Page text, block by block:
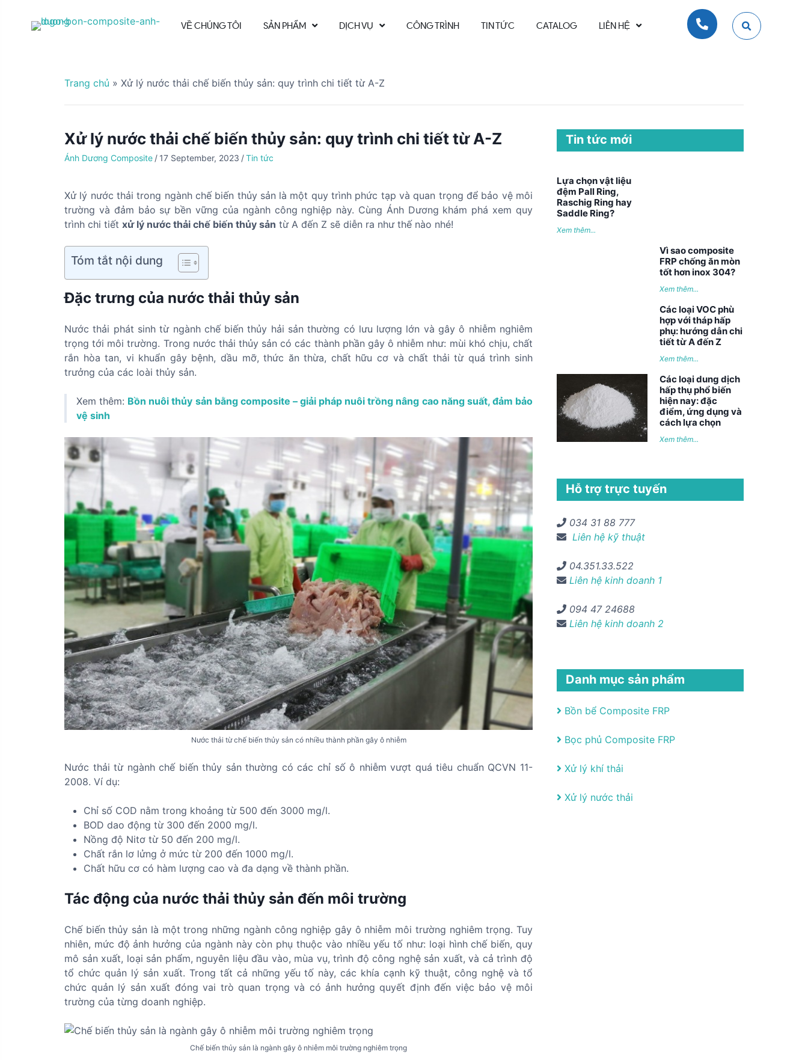
VỀ CHÚNG TÔI SẢN PHẨM DỊCH VỤ CÔNG TRÌNH TIN TỨC CATALOG LIÊN HỆ
Trang chủ » Xử lý nước thải chế biến thủy sản: quy trình chi tiết từ A-Z
Xử lý nước thải chế biến thủy sản: quy trình chi tiết từ A-Z
Ánh Dương Composite / 17 September, 2023 /Tin tức
Xử lý nước thải trong ngành chế biến thủy sản là một quy trình phức tạp và quan trọng để bảo vệ môi
trường và đảm bảo sự bền vững của ngành công nghiệp này. Cùng Ánh Dương khám phá xem quy
trình chi tiết xử lý nước thải chế biến thủy sản từ A đến Z sẽ diễn ra như thế nào nhé!
Tóm tắt nội dung
Đặc trưng của nước thải thủy sản
Nước thải phát sinh từ ngành chế biến thủy hải sản thường có lưu lượng lớn và gây ô nhiễm nghiêm
trọng tới môi trường. Trong nước thải thủy sản có các thành phần gây ô nhiễm như: mùi khó chịu, chất
rắn hòa tan, vi khuẩn gây bệnh, dầu mỡ, thức ăn thừa, chất hữu cơ và chất thải từ quá trình sinh
trưởng của các loài thủy sản.
Xem thêm: Bồn nuôi thủy sản bằng composite – giải pháp nuôi trồng nâng cao năng suất, đảm bảo
vệ sinh
Nước thải từ chế biến thủy sản có nhiều thành phần gây ô nhiễm
Nước thải từ ngành chế biến thủy sản thường có các chỉ số ô nhiễm vượt quá tiêu chuẩn QCVN 11-
2008. Ví dụ:
Chỉ số COD nằm trong khoảng từ 500 đến 3000 mg/l.
BOD dao động từ 300 đến 2000 mg/l.
Nồng độ Nitơ từ 50 đến 200 mg/l.
Chất rắn lơ lửng ở mức từ 200 đến 1000 mg/l.
Chất hữu cơ có hàm lượng cao và đa dạng về thành phần.
Tác động của nước thải thủy sản đến môi trường
Chế biến thủy sản là một trong những ngành công nghiệp gây ô nhiễm môi trường nghiêm trọng. Tuy
nhiên, mức độ ảnh hưởng của ngành này còn phụ thuộc vào nhiều yếu tố như: loại hình chế biến, quy
mô sản xuất, loại sản phẩm, nguyên liệu đầu vào, mùa vụ, trình độ công nghệ sản xuất, và cả trình độ
tổ chức quản lý sản xuất. Trong tất cả những yếu tố này, các khía cạnh kỹ thuật, công nghệ và tổ
chức quản lý sản xuất đóng vai trò quan trọng và có ảnh hưởng quyết định đến việc bảo vệ môi
trường của từng doanh nghiệp.
Chế biến thủy sản là ngành gây ô nhiễm môi trường nghiêm trọng
Tin tức mới
Lựa chọn vật liệu
đệm Pall Ring,
Raschig Ring hay
Saddle Ring?
Xem thêm...
Vì sao composite
FRP chống ăn mòn
tốt hơn inox 304?
Xem thêm...
Các loại VOC phù
hợp với tháp hấp
phụ: hướng dẫn chi
tiết từ A đến Z
Xem thêm...
Các loại dung dịch
hấp thụ phổ biến
hiện nay: đặc
điểm, ứng dụng và
cách lựa chọn
Xem thêm...
Hỗ trợ trực tuyến
034 31 88 777
Liên hệ kỹ thuật
04.351.33.522
Liên hệ kinh doanh 1
094 47 24688
Liên hệ kinh doanh 2
Danh mục sản phẩm
Bồn bể Composite FRP
Bọc phủ Composite FRP
Xử lý khí thải
Xử lý nước thải